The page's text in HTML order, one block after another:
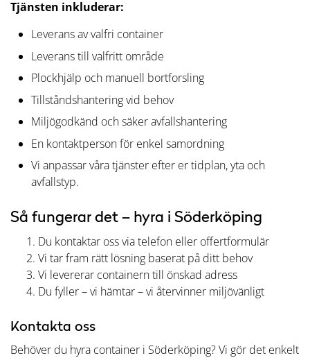
Tjänsten inkluderar:
Leverans av valfri container
Leverans till valfritt område
Plockhjälp och manuell bortforsling
Tillståndshantering vid behov
Miljögodkänd och säker avfallshantering
En kontaktperson för enkel samordning
Vi anpassar våra tjänster efter er tidplan, yta och
avfallstyp.
Så fungerar det – hyra i Söderköping
Du kontaktar oss via telefon eller offertformulär
Vi tar fram rätt lösning baserat på ditt behov
Vi levererar containern till önskad adress
Du fyller – vi hämtar – vi återvinner miljövänligt
Kontakta oss
Behöver du hyra container i Söderköping? Vi gör det enkelt